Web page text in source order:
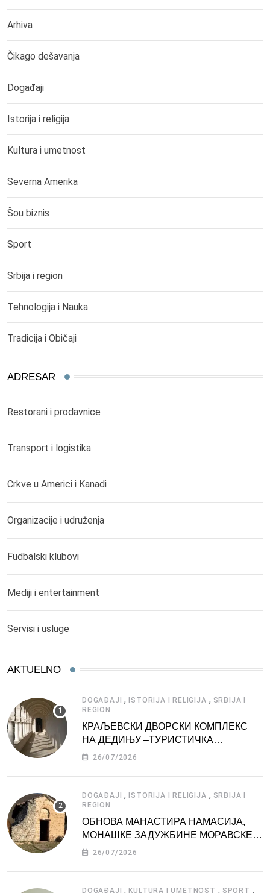
Arhiva
Čikago dešavanja
Događaji
Istorija i religija
Kultura i umetnost
Severna Amerika
Šou biznis
Sport
Srbija i region
Tehnologija i Nauka
Tradicija i Običaji
ADRESAR
Restorani i prodavnice
Transport i logistika
Crkve u Americi i Kanadi
Organizacije i udruženja
Fudbalski klubovi
Mediji i entertainment
Servisi i usluge
AKTUELNO
DOGAĐAJI ,ISTORIJA I RELIGIJA , SRBIJA I
REGION
КРАЉЕВСКИ ДВОРСКИ КОМПЛЕКС
НА ДЕДИЊУ –ТУРИСТИЧКА
АТРАКЦИЈА
26/07/2026
DOGAĐAJI ,ISTORIJA I RELIGIJA , SRBIJA I
REGION
ОБНОВА МАНАСТИРА НАМАСИЈА,
МОНАШКЕ ЗАДУЖБИНЕ МОРАВСКЕ
СРБИЈЕ
26/07/2026
DOGAĐAJI ,KULTURA I UMETNOST , SPORT ,